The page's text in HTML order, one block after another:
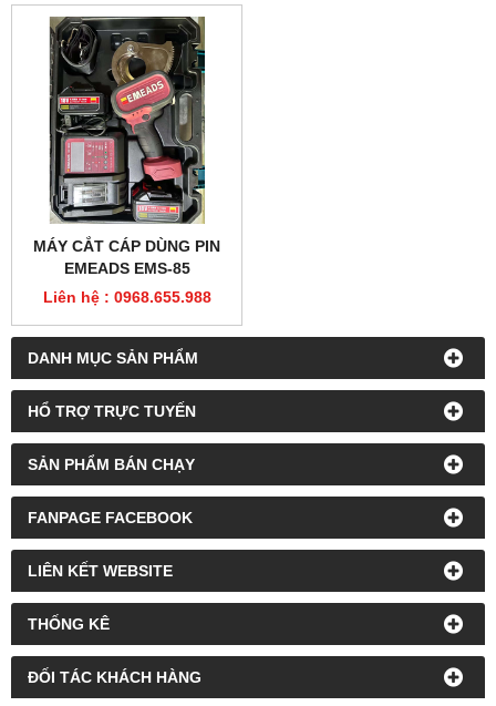
DANH MỤC SẢN PHẨM
ĐẦU CẮT CÁP THỦY LỰC
TAC CPC-85B
Liên hệ : 0968.655.988
MÁY CẮT CÁP DÙNG PIN
EMEADS EMS-85
Liên hệ : 0968.655.988